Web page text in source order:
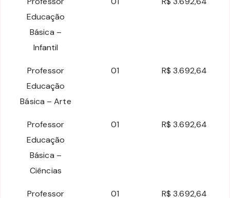
Educação
Básica –
Infantil
Professor
Educação
Básica – Arte
01 R$ 3.692,64
Professor
Educação
Básica –
Ciências
01 R$ 3.692,64
Professor 01 R$ 3.692,64